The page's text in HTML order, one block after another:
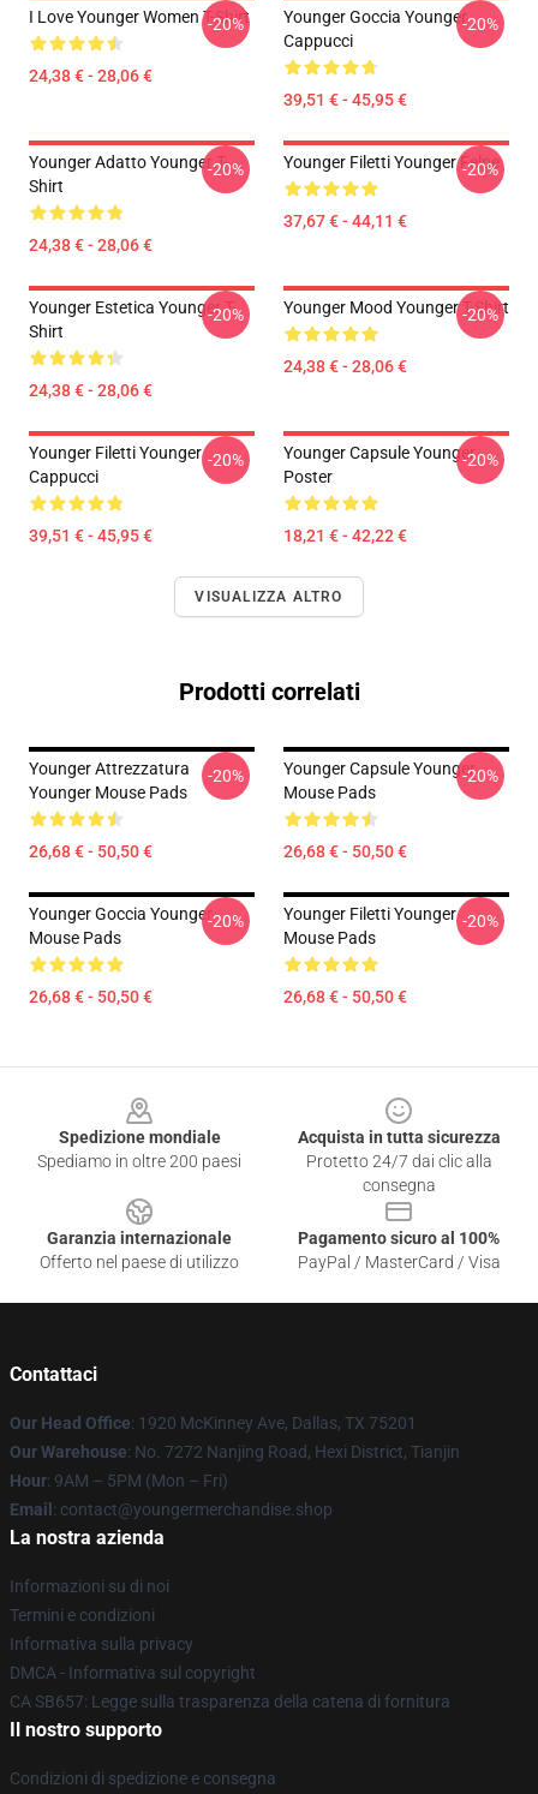
I Love Younger Women T-Shirt
24,38 € - 28,06 €
-20%
Younger Goccia Younger
Cappucci
39,51 € - 45,95 €
-20%
Younger Adatto Younger T-
Shirt
24,38 € - 28,06 €
-20% Younger Filetti Younger Felpe
37,67 € - 44,11 €
-20%
Younger Estetica Younger T-
Shirt
24,38 € - 28,06 €
-20% Younger Mood Younger T-Shirt
24,38 € - 28,06 €
-20%
Younger Filetti Younger
Cappucci
39,51 € - 45,95 €
-20%
Younger Capsule Younger
Poster
18,21 € - 42,22 €
-20%
VISUALIZZA ALTRO
Prodotti correlati
Younger Attrezzatura
Younger Mouse Pads
26,68 € - 50,50 €
-20%
Younger Capsule Younger
Mouse Pads
26,68 € - 50,50 €
-20%
Younger Goccia Younger
Mouse Pads
26,68 € - 50,50 €
-20%
Younger Filetti Younger
Mouse Pads
26,68 € - 50,50 €
-20%
Spedizione mondiale
Spediamo in oltre 200 paesi
Acquista in tutta sicurezza
Protetto 24/7 dai clic alla
consegna
Garanzia internazionale
Offerto nel paese di utilizzo
Pagamento sicuro al 100%
PayPal / MasterCard / Visa
Contattaci
Our Head Office: 1920 McKinney Ave, Dallas, TX 75201
Our Warehouse: No. 7272 Nanjing Road, Hexi District, Tianjin
Hour: 9AM – 5PM (Mon – Fri)
Email : contact@youngermerchandise.shop
La nostra azienda
Informazioni su di noi
Termini e condizioni
Informativa sulla privacy
DMCA - Informativa sul copyright
CA SB657: Legge sulla trasparenza della catena di fornitura
Il nostro supporto
Condizioni di spedizione e consegna